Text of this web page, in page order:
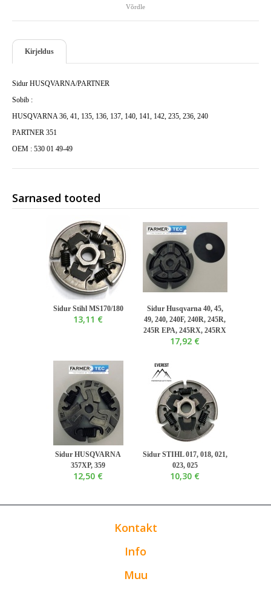
Võrdle
Kirjeldus
Sidur HUSQVARNA/PARTNER
Sobib :
HUSQVARNA 36, 41, 135, 136, 137, 140, 141, 142, 235, 236, 240
PARTNER 351
OEM : 530 01 49-49
Sarnased tooted
Sidur Stihl MS170/180
13,11 €
Sidur Husqvarna 40, 45,
49, 240, 240F, 240R, 245R,
245R EPA, 245RX, 245RX
17,92 €
Sidur HUSQVARNA
357XP, 359
12,50 €
Sidur STIHL 017, 018, 021,
023, 025
10,30 €
Kontakt
Info
Muu